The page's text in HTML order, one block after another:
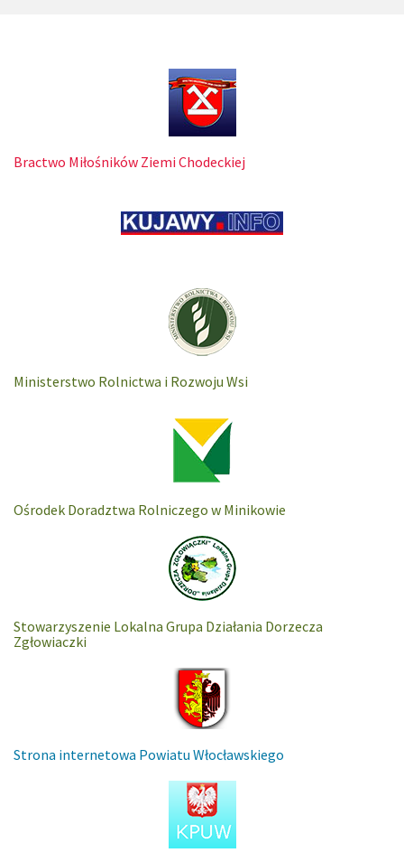
Bractwo Miłośników Ziemi Chodeckiej
Ministerstwo Rolnictwa i Rozwoju Wsi
Ośrodek Doradztwa Rolniczego w Minikowie
Stowarzyszenie Lokalna Grupa Działania Dorzecza
Zgłowiaczki
Strona internetowa Powiatu Włocławskiego